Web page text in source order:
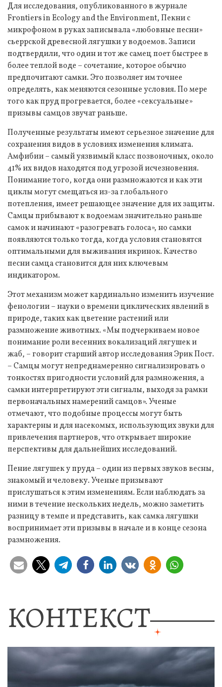
Для исследования, опубликованного в журнале
Frontiers in Ecology and the Environment, Пекни с
микрофоном в руках записывала «любовные песни»
сьеррской древесной лягушки у водоемов. Записи
подтвердили, что один и тот же самец поет быстрее в
более теплой воде – сочетание, которое обычно
предпочитают самки. Это позволяет им точнее
определять, как меняются сезонные условия. По мере
того как пруд прогревается, более «сексуальные»
призывы самцов звучат раньше.
Полученные результаты имеют серьезное значение для
сохранения видов в условиях изменения климата.
Амфибии – самый уязвимый класс позвоночных, около
41% их видов находятся под угрозой исчезновения.
Понимание того, когда они размножаются и как эти
циклы могут смещаться из-за глобального
потепления, имеет решающее значение для их защиты.
Самцы прибывают к водоемам значительно раньше
самок и начинают «разогревать голоса», но самки
появляются только тогда, когда условия становятся
оптимальными для выживания икринок. Качество
песни самца становится для них ключевым
индикатором.
Этот механизм может кардинально изменить изучение
фенологии – науки о времени циклических явлений в
природе, таких как цветение растений или
размножение животных. «Мы подчеркиваем новое
понимание роли весенних вокализаций лягушек и
жаб, – говорит старший автор исследования Эрик Пост.
– Самцы могут непреднамеренно сигнализировать о
тонкостях пригодности условий для размножения, а
самки интерпретируют эти сигналы, выходя за рамки
первоначальных намерений самцов». Ученые
отмечают, что подобные процессы могут быть
характерны и для насекомых, использующих звуки для
привлечения партнеров, что открывает широкие
перспективы для дальнейших исследований.
Пение лягушек у пруда – один из первых звуков весны,
знакомый и человеку. Ученые призывают
прислушаться к этим изменениям. Если наблюдать за
ними в течение нескольких недель, можно заметить
разницу в темпе и представить, как самка лягушки
воспринимает эти призывы в начале и в конце сезона
размножения.
КОНТЕКСТ